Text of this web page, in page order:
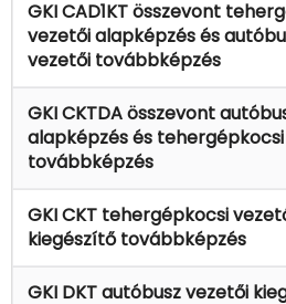
GKI CAD1KT összevont
vezetői alapképzés és
vezetői továbbképzés
GKI CKTDA összevont
alapképzés és
továbbképzés
GKI CKT tehergépkocsi
kiegészítő továbbképzés
GKI DKT autóbusz vezetői